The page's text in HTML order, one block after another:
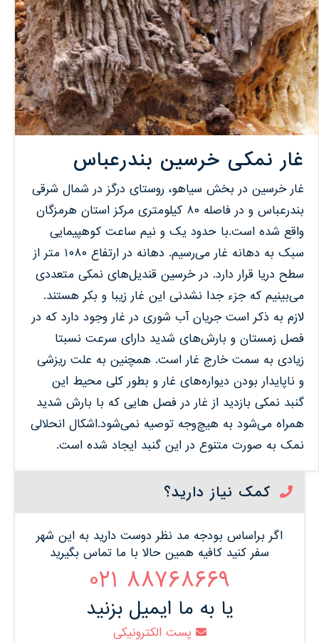
غار نمکی خرسین بندرعباس
غار خرسین در بخش سیاهو، روستای درگز در شمال شرقی
بندرعباس و در فاصله ٨٠ کیلومتری مرکز استان هرمزگان
واقع شده است.با حدود یک و نیم ساعت کوهپیمایی
سبک به دهانه غار می‌رسیم. دهانه در ارتفاع ۱۰۸۰ متر از
سطح دریا قرار دارد. در خرسین قندیل‌های نمکی متعددی
می‌بینیم که جزء جدا نشدنی این غار زیبا و بکر هستند.
لازم به ذکر است جریان آب شوری در غار وجود دارد که در
فصل زمستان و بارش‌های شدید دارای سرعت نسبتا
زیادی به سمت خارج غار است. همچنین به علت ریزشی
و ناپایدار بودن دیواره‌های غار و بطور کلی محیط این
گنبد نمکی بازدید از غار در فصل هایی که با بارش شدید
همراه می‌شود به هیچ‌وجه توصیه نمی‌شود.اشکال انحلالی
نمک به صورت متنوع در این گنبد ایجاد شده است.
کمک نیاز دارید؟
اگر براساس بودجه مد نظر دوست دارید به این شهر
سفر کنید کافیه همین حالا با ما تماس بگیرید
88768669 021
یا به ما ایمیل بزنید
پست الکترونیکی